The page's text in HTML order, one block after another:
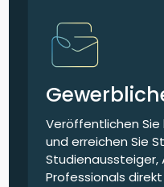
Veröffentlichen
und erreichen Sie
Studienaussteiger,
Professionals